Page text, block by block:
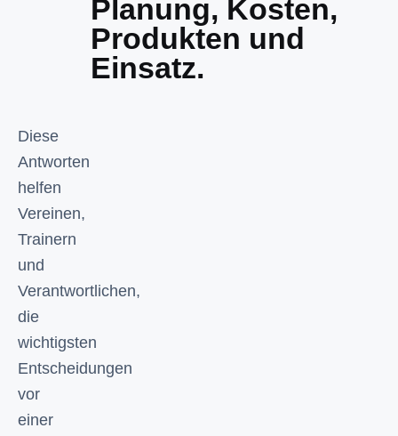
Planung, Kosten,
Produkten und
Einsatz.
Diese
Antworten
helfen
Vereinen,
Trainern
und
Verantwortlichen,
die
wichtigsten
Entscheidungen
vor
einer